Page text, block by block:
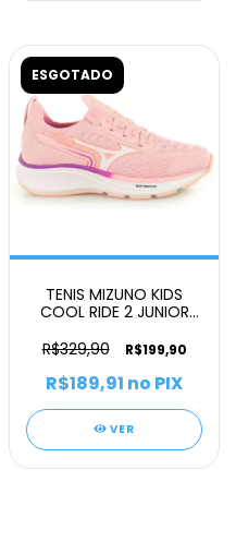
ESGOTADO
TENIS MIZUNO KIDS
COOL RIDE 2 JUNIOR
R$329,90
R$199,90
R$189,91 no PIX
VER